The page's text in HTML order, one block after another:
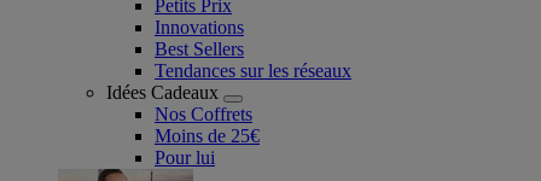
Petits Prix
Innovations
Best Sellers
Tendances sur les réseaux
Idées Cadeaux
Nos Coffrets
Moins de 25€
Pour lui